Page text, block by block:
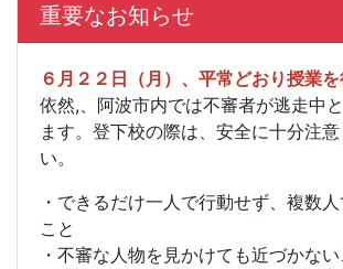
重要なお知らせ
６月２２日（月）、平常どおり授業を
依然,、阿波市内では不審者が逃走中
ます。登下校の際は、安全に十分注
い。
・できるだけ一人で行動せず、複数
こと
・不審な人物を見かけても近づかない